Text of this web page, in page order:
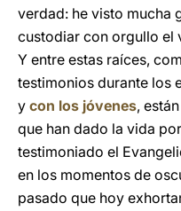
verdad: he visto mucha
custodiar con orgullo el
Y entre estas raíces,
testimonios durante los
y con los jóvenes,
que han dado la vida
testimoniado el
en los momentos de
pasado que hoy